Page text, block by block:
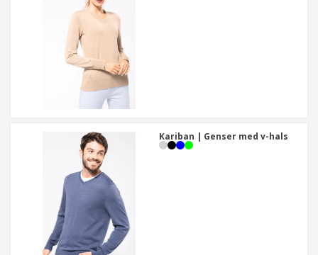
Kariban | Genser med v-hals